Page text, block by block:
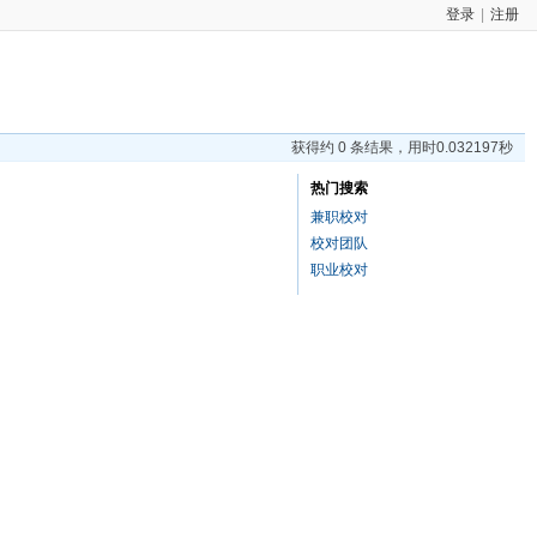
登录 注册
获得约 0 条结果，用时0.032197秒
热门搜索
兼职校对
校对团队
职业校对